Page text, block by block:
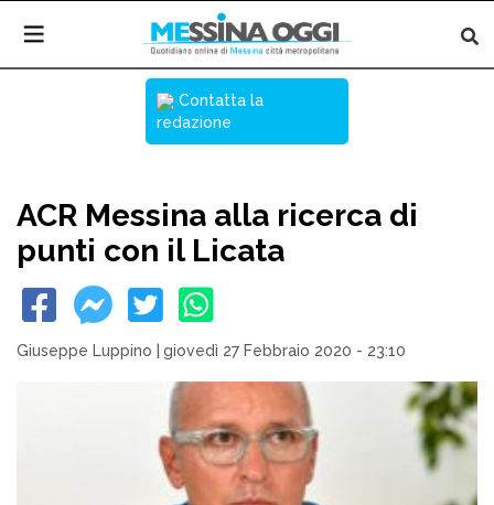
Contatta la
redazione
ACR Messina alla ricerca di
punti con il Licata
Giuseppe Luppino giovedì 27 Febbraio 2020 - 23:10